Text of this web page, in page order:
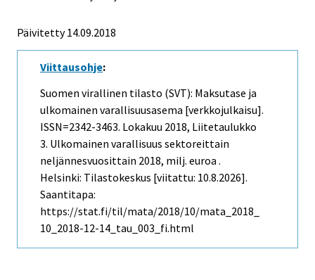
Päivitetty 14.09.2018
Viittausohje:
Suomen virallinen tilasto (SVT): Maksutase ja
ulkomainen varallisuusasema [verkkojulkaisu].
ISSN=2342-3463. Lokakuu 2018, Liitetaulukko
3. Ulkomainen varallisuus sektoreittain
neljännesvuosittain 2018, milj. euroa .
Helsinki: Tilastokeskus [viitattu: 10.8.2026].
Saantitapa:
https://stat.fi/til/mata/2018/10/mata_2018_
10_2018-12-14_tau_003_fi.html